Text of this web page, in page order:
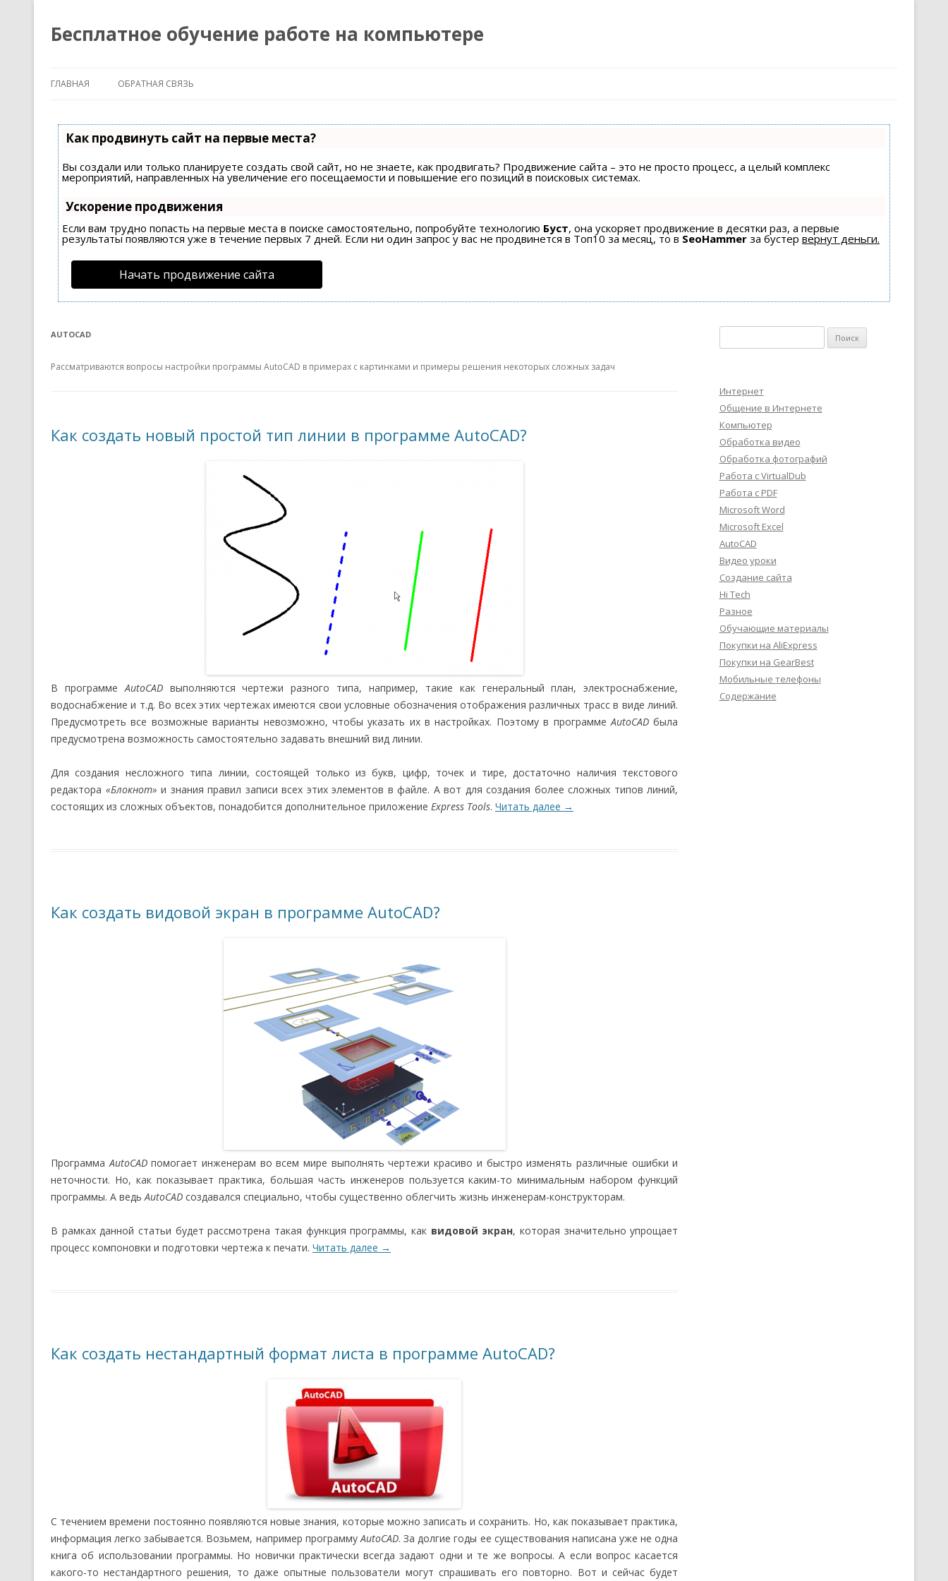
Бесплатное обучение работе на компьютере
ГЛАВНАЯ ОБРАТНАЯ СВЯЗЬ
Как продвинуть сайт на первые места?
Вы создали или только планируете создать свой сайт, но не знаете, как продвигать? Продвижение сайта – это не просто процесс, а целый комплекс
мероприятий, направленных на увеличение его посещаемости и повышение его позиций в поисковых системах.
Ускорение продвижения
Если вам трудно попасть на первые места в поиске самостоятельно, попробуйте технологию Буст, она ускоряет продвижение в десятки раз, а первые
результаты появляются уже в течение первых 7 дней. Если ни один запрос у вас не продвинется в Топ10 за месяц, то в SeoHammer за бустер вернут деньги.
Начать продвижение сайта
AUTOCAD
Рассматриваются вопросы настройки программы AutoCAD в примерах с картинками и примеры решения некоторых сложных задач
Как создать новый простой тип линии в программе AutoCAD?
В программеAutoCADвыполняются чертежи разного типа, например, такие как генеральный план, электроснабжение,
водоснабжение и т.д. Во всех этих чертежах имеются свои условные обозначения отображения различных трасс в виде линий.
Предусмотреть все возможные варианты невозможно, чтобы указать их в настройках. Поэтому в программеAutoCADбыла
предусмотрена возможность самостоятельно задавать внешний вид линии.
Для создания несложного типа линии, состоящей только из букв, цифр, точек и тире, достаточно наличия текстового
редактора «Блокнот» и знания правил записи всех этих элементов в файле. А вот для создания более сложных типов линий,
состоящих из сложных объектов, понадобится дополнительное приложение Express Tools. Читать далее →
Как создать видовой экран в программе AutoCAD?
ПрограммаAutoCADпомогает инженерам во всем мире выполнять чертежи красиво и быстро изменять различные ошибки и
неточности. Но, как показывает практика, большая часть инженеров пользуется каким-то минимальным набором функций
программы. А ведьAutoCAD создавался специально, чтобы существенно облегчить жизнь инженерам-конструкторам.
В рамках данной статьи будет рассмотрена такая функция программы, как видовой экран, которая значительно упрощает
процесс компоновки и подготовки чертежа к печати. Читать далее →
Как создать нестандартный формат листа в программе AutoCAD?
С течением времени постоянно появляются новые знания, которые можно записать и сохранить. Но, как показывает практика,
информация легко забывается. Возьмем, например программуAutoCAD. За долгие годы ее существования написана уже не одна
книга об использовании программы. Но новички практически всегда задают одни и те же вопросы. А если вопрос касается
какого-то нестандартного решения, то даже опытные пользователи могут спрашивать его повторно. Вот и сейчас будет
Интернет
Общение в Интернете
Компьютер
Обработка видео
Обработка фотографий
Работа с VirtualDub
Работа с PDF
Microsoft Word
Microsoft Excel
AutoCAD
Видео уроки
Создание сайта
Hi Tech
Разное
Обучающие материалы
Покупки на AliExpress
Покупки на GearBest
Мобильные телефоны
Содержание